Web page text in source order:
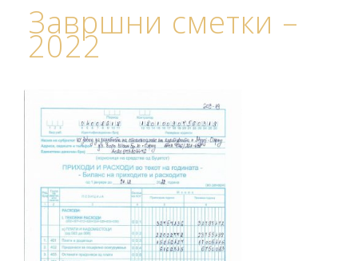
Завршни сметки –
2022